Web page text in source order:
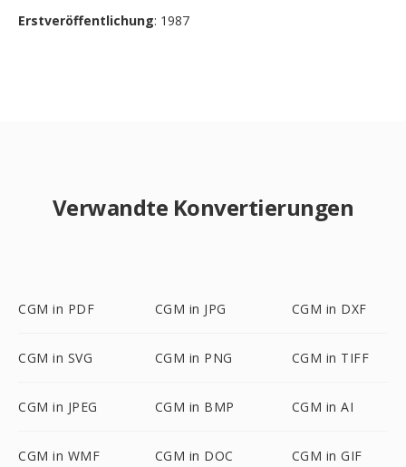
Erstveröffentlichung: 1987
Verwandte Konvertierungen
CGM in PDF CGM in JPG CGM in DXF
CGM in SVG CGM in PNG CGM in TIFF
CGM in JPEG CGM in BMP CGM in AI
CGM in WMF CGM in DOC CGM in GIF